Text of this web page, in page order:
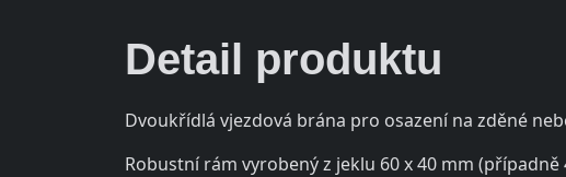
Detail produktu
Dvoukřídlá vjezdová brána pro osazení na zděné
Robustní rám vyrobený z jeklu 60 x 40 mm